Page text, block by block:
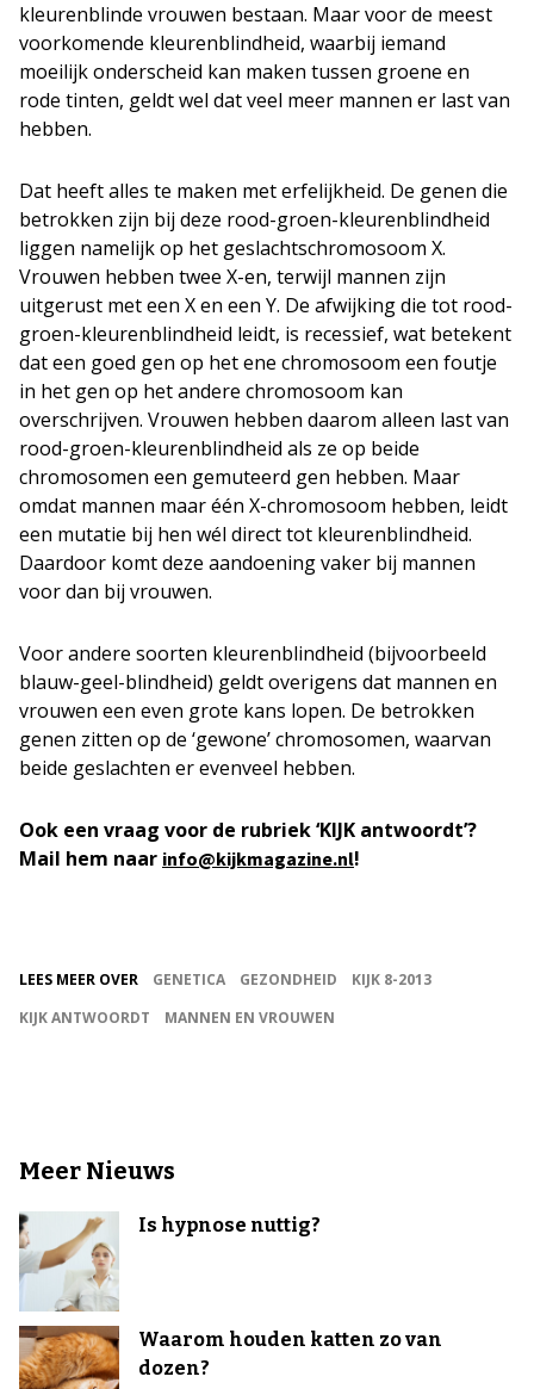
kleurenblinde vrouwen bestaan. Maar voor de meest
voorkomende kleurenblindheid, waarbij iemand
moeilijk onderscheid kan maken tussen groene en
rode tinten, geldt wel dat veel meer mannen er last van
hebben.
Dat heeft alles te maken met erfelijkheid. De genen die
betrokken zijn bij deze rood-groen-kleurenblindheid
liggen namelijk op het geslachtschromosoom X.
Vrouwen hebben twee X-en, terwijl mannen zijn
uitgerust met een X en een Y. De afwijking die tot rood-
groen-kleurenblindheid leidt, is recessief, wat betekent
dat een goed gen op het ene chromosoom een foutje
in het gen op het andere chromosoom kan
overschrijven. Vrouwen hebben daarom alleen last van
rood-groen-kleurenblindheid als ze op beide
chromosomen een gemuteerd gen hebben. Maar
omdat mannen maar één X-chromosoom hebben, leidt
een mutatie bij hen wél direct tot kleurenblindheid.
Daardoor komt deze aandoening vaker bij mannen
voor dan bij vrouwen.
Voor andere soorten kleurenblindheid (bijvoorbeeld
blauw-geel-blindheid) geldt overigens dat mannen en
vrouwen een even grote kans lopen. De betrokken
genen zitten op de ‘gewone’ chromosomen, waarvan
beide geslachten er evenveel hebben.
Ook een vraag voor de rubriek ‘KIJK antwoordt’?
Mail hem naar info@kijkmagazine.nl!
LEES MEER OVER GENETICA GEZONDHEID
KIJK 8-2013
KIJK ANTWOORDT
MANNEN EN VROUWEN
Meer Nieuws
Is hypnose nuttig?
Waarom houden katten zo van
dozen?